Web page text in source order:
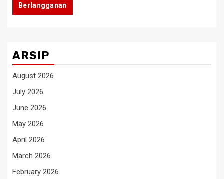
Berlangganan
ARSIP
August 2026
July 2026
June 2026
May 2026
April 2026
March 2026
February 2026